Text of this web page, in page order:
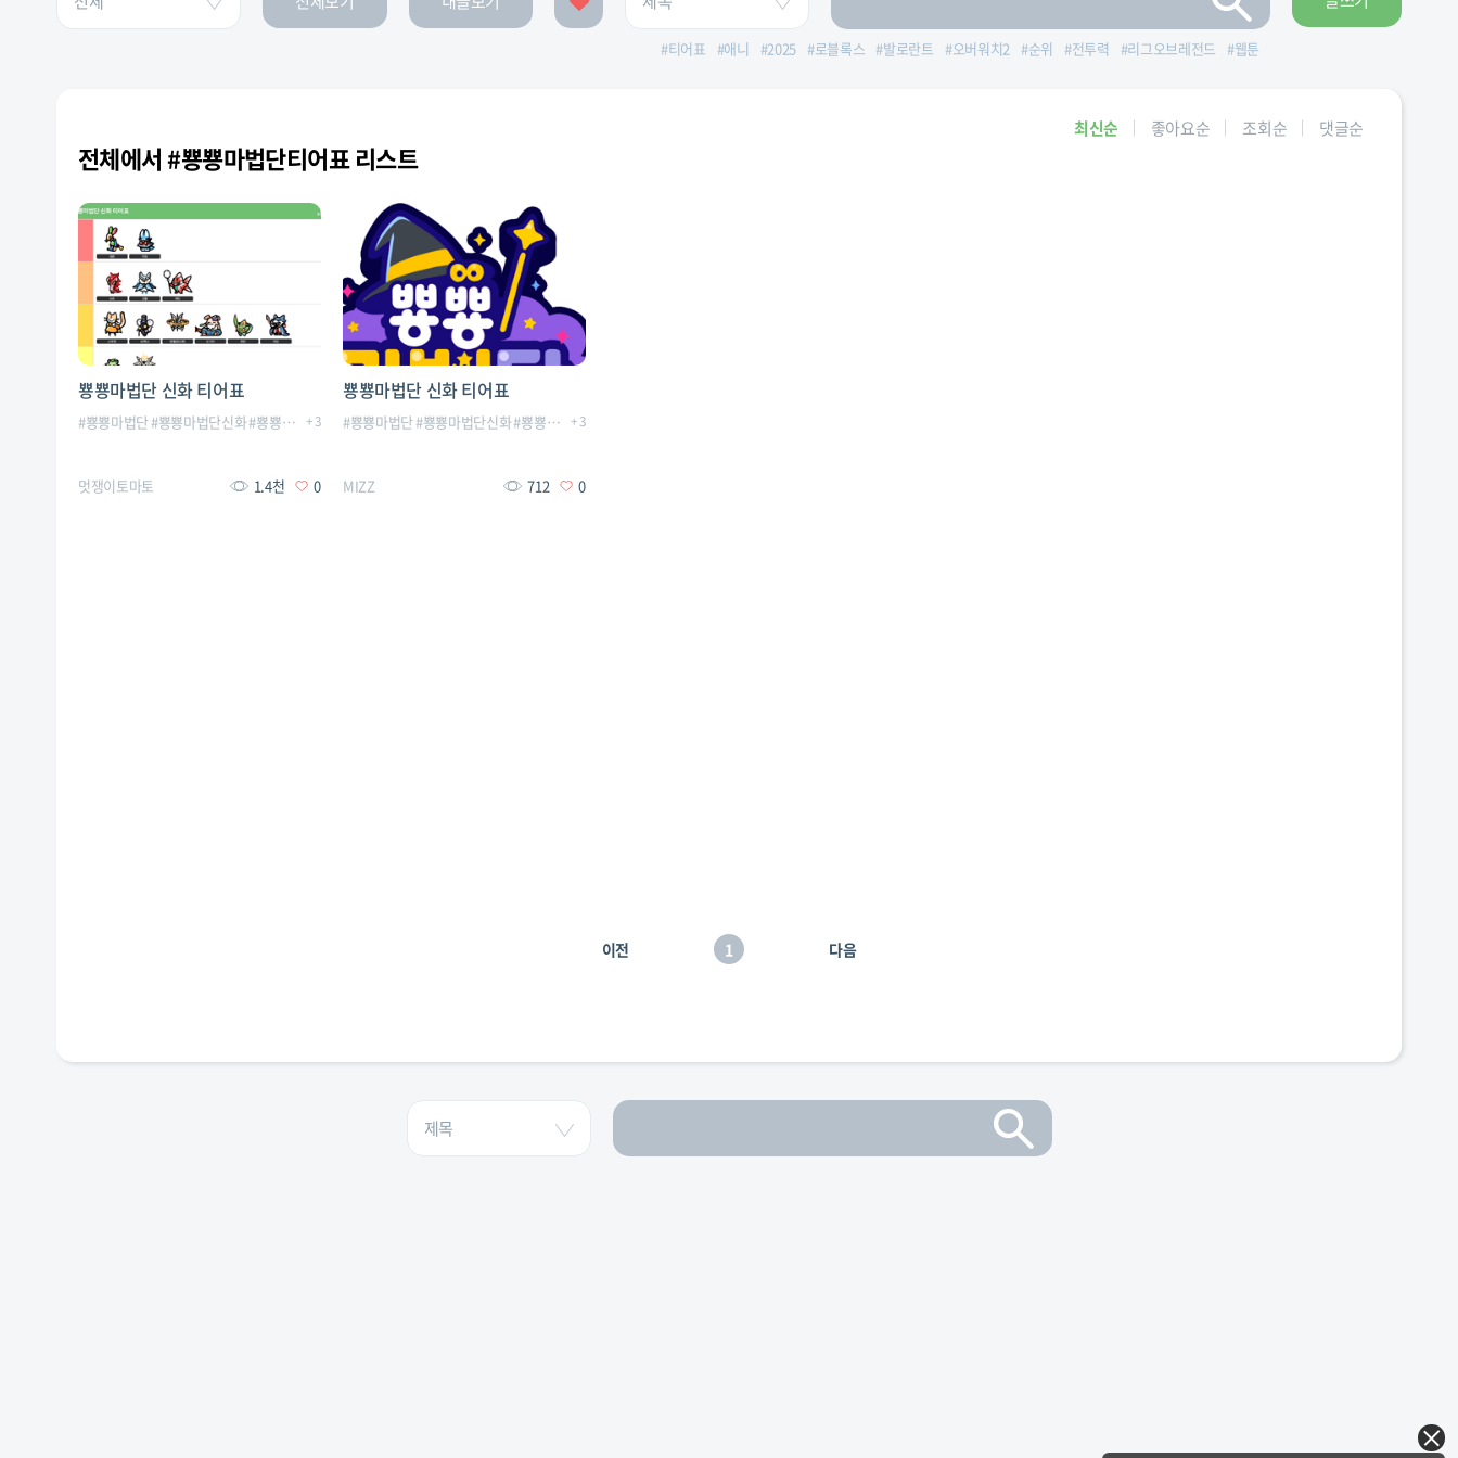
#티어표 #애니 #2025 #로블록스 #발로란트 #오버워치2 #순위 #전투력 #리그오브레전드 #웹툰
최신순 좋아요순 조회순 댓글순
전체에서 #뿅뿅마법단티어표 리스트
뿅뿅마법단 신화 티어표
#뿅뿅마법단#뿅뿅마법단신화#뿅뿅마법단티어표 #티어리스트#티어표
+3
멋쟁이토마토 1.4천 0
뿅뿅마법단 신화 티어표
#뿅뿅마법단#뿅뿅마법단신화#뿅뿅마법단티어표 +3
MIZZ 712 0
이전 1 다음